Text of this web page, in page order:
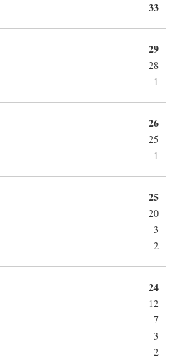
33
29
28
1
26
25
1
25
20
3
2
24
12
7
3
2